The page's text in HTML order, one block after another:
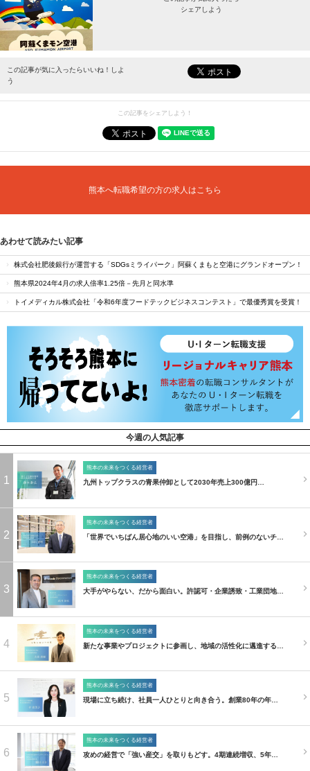
シェアしよう
最新情報をお届けします。
この記事が気に入ったらいいね！しよ
う
この記事をシェアしよう！
熊本へ転職希望の方の求人はこちら
あわせて読みたい記事
株式会社肥後銀行が運営する「SDGsミライパーク」阿蘇くまもと空港にグランドオープン！
熊本県2024年4月の求人倍率1.25倍－先月と同水準
トイメディカル株式会社「令和6年度フードテックビジネスコンテスト」で最優秀賞を受賞！
今週の人気記事
1
熊本の未来をつくる経営者
九州トップクラスの青果仲卸として2030年売上300億円…
2
熊本の未来をつくる経営者
「世界でいちばん居心地のいい空港」を目指し、前例のないチ…
3
熊本の未来をつくる経営者
大手がやらない、だから面白い。許認可・企業誘致・工業団地…
4
熊本の未来をつくる経営者
新たな事業やプロジェクトに参画し、地域の活性化に邁進する…
5
熊本の未来をつくる経営者
現場に立ち続け、社員一人ひとりと向き合う。創業80年の年…
6
熊本の未来をつくる経営者
攻めの経営で「強い産交」を取りもどす。4期連続増収、5年…